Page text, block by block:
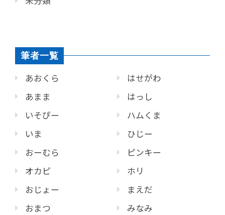
筆者一覧
あおくら
あまま
いそぴー
いま
おーむら
オカピ
おじょー
おまつ
はせがわ
はっし
ハムくま
ひじー
ピンキー
ホリ
まえだ
みなみ